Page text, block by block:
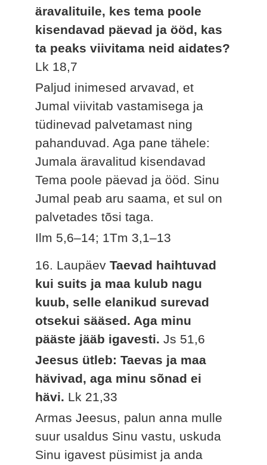
äravalituile, kes tema poole
kisendavad päevad ja ööd, kas
ta peaks viivitama neid aidates?
Lk 18,7
Paljud inimesed arvavad, et
Jumal viivitab vastamisega ja
tüdinevad palvetamast ning
pahanduvad. Aga pane tähele:
Jumala äravalitud kisendavad
Tema poole päevad ja ööd. Sinu
Jumal peab aru saama, et sul on
palvetades tõsi taga.
Ilm 5,6–14; 1Tm 3,1–13
16. LaupäevTaevad haihtuvad
kui suits ja maa kulub nagu
kuub, selle elanikud surevad
otsekui sääsed. Aga minu
pääste jääb igavesti.Js 51,6
Jeesus ütleb: Taevas ja maa
hävivad, aga minu sõnad ei
hävi. Lk 21,33
Armas Jeesus, palun anna mulle
suur usaldus Sinu vastu, uskuda
Sinu igavest püsimist ja anda